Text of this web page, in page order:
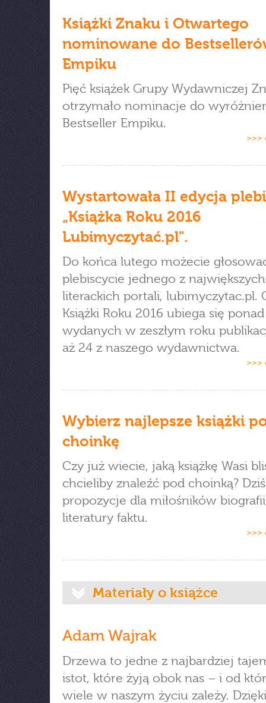
Książki Znaku i Otwartego
nominowane do
Empiku
Pięć książek Grupy Wydawniczej
otrzymało nominacje do
Bestseller Empiku.
>>>
Wystartowała II edycja
„Książka Roku 2016
Lubimyczytać.pl".
Do końca lutego możecie
plebiscycie jednego z największych
literackich portali, lubimyczytac.pl.
Książki Roku 2016 ubiega się
wydanych w zeszłym roku
aż 24 z naszego wydawnictwa.
>>>
Wybierz najlepsze książki
choinkę
Czy już wiecie, jaką książkę Wasi
chcieliby znaleźć pod choinką? Dziś
propozycje dla miłośników
literatury faktu.
>>>
Materiały o książce
Adam Wajrak
Drzewa to jedne z najbardziej
istot, które żyją obok nas – i od
wiele w naszym życiu zależy.